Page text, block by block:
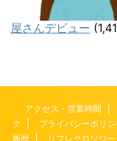
屋さんデビュー
アクセス・営業時間
ク
プライバシーポリシ
履歴
リフレクロソジー